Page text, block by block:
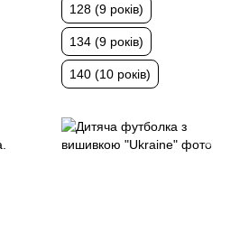
128 (9 років)
134 (9 років)
140 (10 років)